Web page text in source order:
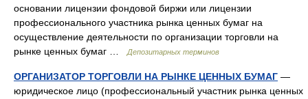
основании лицензии фондовой биржи или лицензии
профессионального участника рынка ценных бумаг на
осуществление деятельности по организации торговли на
рынке ценных бумаг …
Депозитарных терминов
ОРГАНИЗАТОР ТОРГОВЛИ НА РЫНКЕ ЦЕННЫХ БУМАГ —
юридическое лицо (профессиональный участник рынка ценных